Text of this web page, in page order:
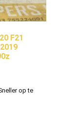
F21
op te